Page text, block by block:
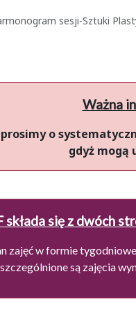
sesji-Sztuki
Ważna
o
gdyż mogą
się z dwóch
zajęć w formie
są zajęcia